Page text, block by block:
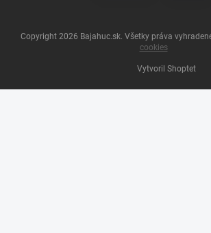
Vytvoril Shoptet
Copyright 2026 Bajahuc.sk . Všetky práva
cookies